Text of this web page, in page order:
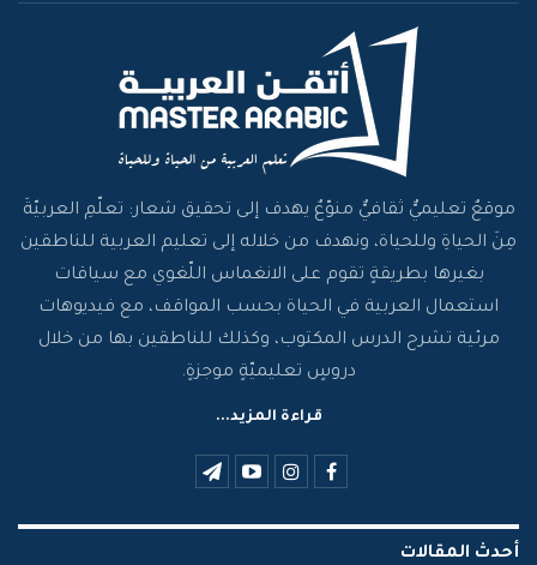
موقعٌ تعليميٌّ ثقافيٌّ منوّعٌ يهدف إلى تحقيق شعار: تعلّمِ العربيّةَ
مِنَ الحياةِ وللحياة، ونهدف من خلاله إلى تعليم العربية للناطقين
بغيرها بطريقةٍ تقوم على الانغماس اللّغوي مع سياقات
استعمال العربية في الحياة بحسب المواقف، مع فيديوهات
مرئية تشرح الدرس المكتوب، وكذلك للناطقين بها من خلال
دروسٍ تعليميّةٍ موجزةٍ.
قراءة المزيد...
أحدث المقالات